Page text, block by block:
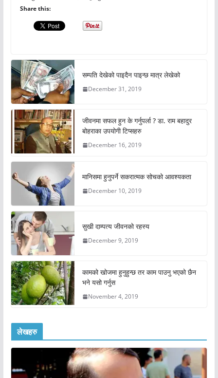
Share this:
सम्पति देखेको पाइदैन पाइन्छ मात्र लेखेको
December 31, 2019
जीवनमा सफल हुन के गर्नुपर्ला ? डा. राम बहादुर
बोहराका उपयोगी टिप्सहरु
December 16, 2019
मानिसमा हुनुपर्ने सकरात्मक सोचको आवश्यकता
December 10, 2019
सुखी दाम्पत्य जीवनको रहस्य
December 9, 2019
कामको खोजमा हुनुहुन्छ तर काम पाउनु भएको छैन
भने यसो गर्नुस
November 4, 2019
लेखहरु